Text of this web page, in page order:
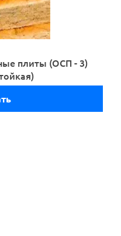
плиты (ОСП - 3)